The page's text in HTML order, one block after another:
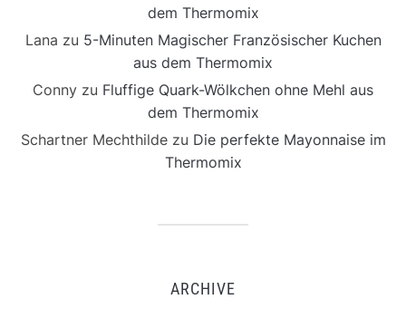
dem Thermomix
Lana zu 5-Minuten Magischer Französischer Kuchen
aus dem Thermomix
Conny zu Fluffige Quark-Wölkchen ohne Mehl aus
dem Thermomix
Schartner Mechthildezu Die perfekte Mayonnaise im
Thermomix
ARCHIVE